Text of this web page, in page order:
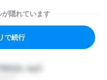
が隠れています
で続行